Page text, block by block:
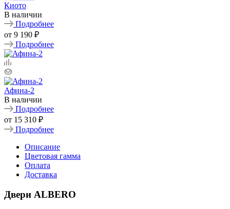
Киото
В наличии
Подробнее
от 9 190 ₽
Подробнее
Афина-2
В наличии
Подробнее
от 15 310 ₽
Подробнее
Описание
Цветовая гамма
Оплата
Доставка
Двери ALBERO